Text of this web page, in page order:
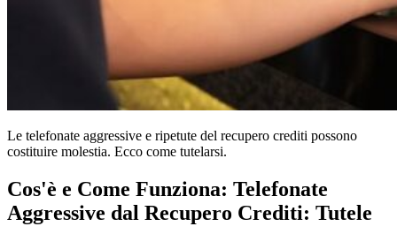
Le telefonate aggressive e ripetute del recupero crediti possono
costituire molestia. Ecco come tutelarsi.
Cos'è e Come Funziona: Telefonate
Aggressive dal Recupero Crediti: Tutele